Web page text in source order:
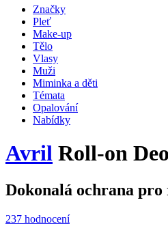
Značky
Pleť
Make-up
Tělo
Vlasy
Muži
Miminka a děti
Témata
Opalování
Nabídky
Avril Roll-on
Dokonalá ochrana pro
237 hodnocení